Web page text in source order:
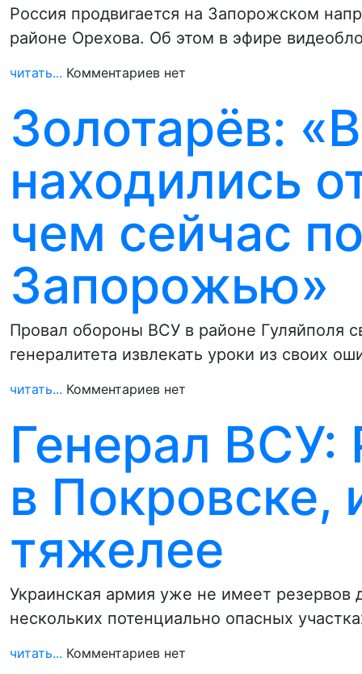
Россия продвигается на Запорожском
районе Орехова. Об этом в эфире
читать... Комментариев нет
Золотарёв:
находились
чем сейчас
Запорожью»
Провал обороны ВСУ в районе Гуляйполя
генералитета извлекать уроки из своих
читать... Комментариев нет
Генерал ВСУ:
в Покровске,
тяжелее
Украинская армия уже не имеет резервов
нескольких потенциально опасных
читать... Комментариев нет